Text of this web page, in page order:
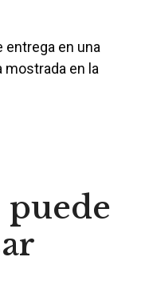
entrega en una
mostrada en la